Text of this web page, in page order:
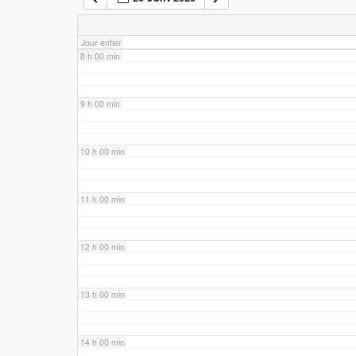
Jour entier
7 h 00 min
8 h 00 min
9 h 00 min
10 h 00 min
11 h 00 min
12 h 00 min
13 h 00 min
14 h 00 min